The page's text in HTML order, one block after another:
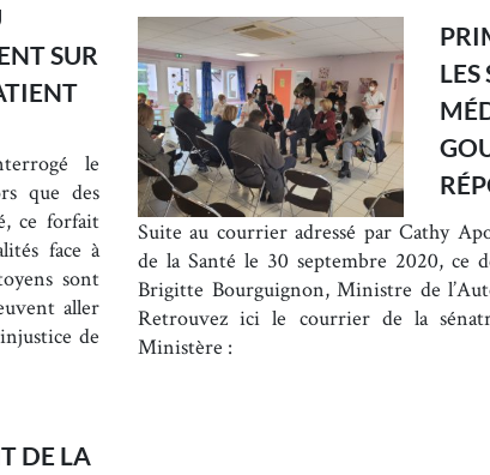
SUR
le
que des
ce forfait
face à
sont
aller
de
LES
Suite au courrier adressé par Cathy
de la Santé le 30 septembre 2020, ce
Brigitte Bourguignon, Ministre de
Retrouvez ici le courrier de la
Ministère :
DE LA